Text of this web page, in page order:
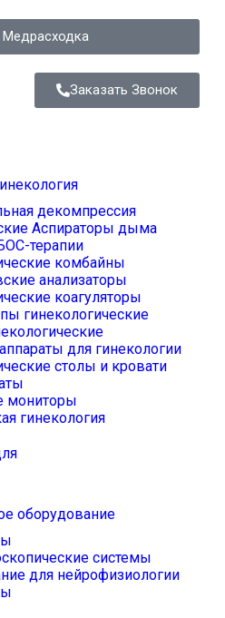
Медрасходка
Заказать Звонок
декомпрессия
Аспираторы дыма
терапии
комбайны
анализаторы
коагуляторы
гинекологические
для гинекологии
столы и кровати
мониторы
гинекология
оборудование
системы
для нейрофизиологии